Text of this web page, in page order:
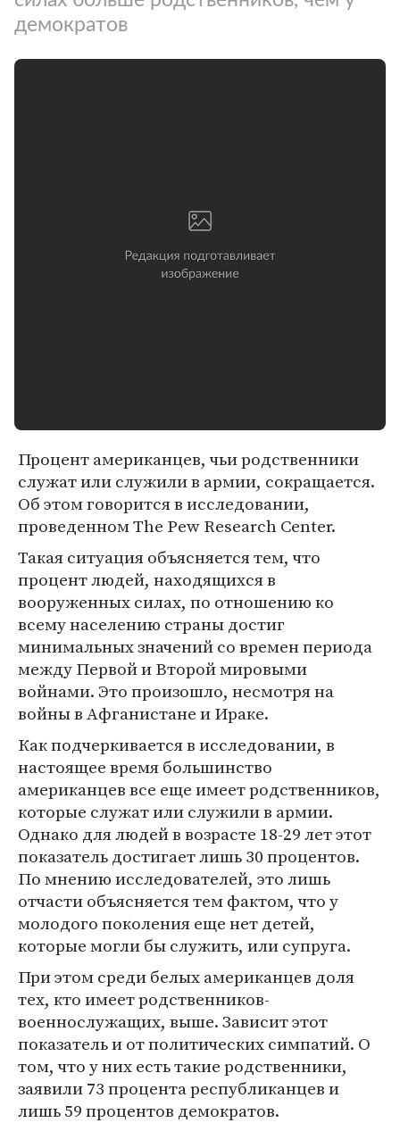
демократов
Процент американцев, чьи родственники
служат или служили в армии, сокращается.
Об этом говорится в исследовании,
проведенном The Pew Research Center.
Такая ситуация объясняется тем, что
процент людей, находящихся в
вооруженных силах, по отношению ко
всему населению страны достиг
минимальных значений со времен периода
между Первой и Второй мировыми
войнами. Это произошло, несмотря на
войны в Афганистане и Ираке.
Как подчеркивается в исследовании, в
настоящее время большинство
американцев все еще имеет родственников,
которые служат или служили в армии.
Однако для людей в возрасте 18-29 лет этот
показатель достигает лишь 30 процентов.
По мнению исследователей, это лишь
отчасти объясняется тем фактом, что у
молодого поколения еще нет детей,
которые могли бы служить, или супруга.
При этом среди белых американцев доля
тех, кто имеет родственников-
военнослужащих, выше. Зависит этот
показатель и от политических симпатий. О
том, что у них есть такие родственники,
заявили 73 процента республиканцев и
лишь 59 процентов демократов.